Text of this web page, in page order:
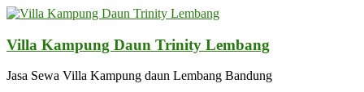
Lompat
konten
Villa Kampung Daun Trinity Lembang
Jasa Sewa Villa Kampung daun Lembang Bandung